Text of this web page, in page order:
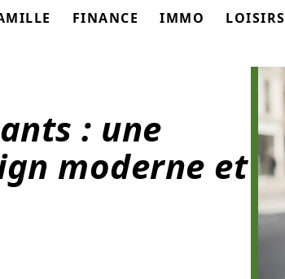
FINANCE IMMO LOISIRS
: une
moderne et